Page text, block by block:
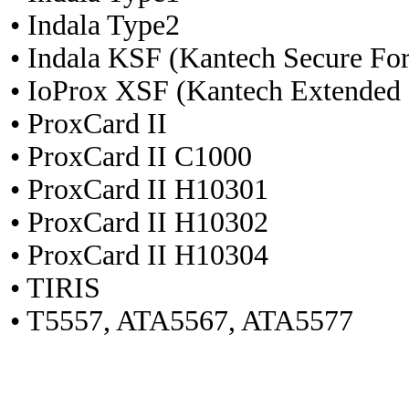
• Indala Type2
• Indala KSF (Kantech Secure
• IoProx XSF (Kantech
• ProxCard II
• ProxCard II C1000
• ProxCard II H10301
• ProxCard II H10302
• ProxCard II H10304
• TIRIS
• T5557, ATA5567, ATA5577